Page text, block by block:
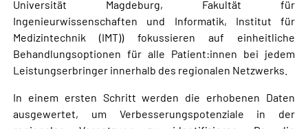
Universität Magdeburg, Fakultät für
Ingenieurwissenschaften und Informatik, Institut für
Medizintechnik (IMT)) fokussieren auf einheitliche
Behandlungsoptionen für alle Patient:innen bei jedem
Leistungserbringer innerhalb des regionalen Netzwerks.
In einem ersten Schritt werden die erhobenen Daten
ausgewertet, um Verbesserungspotenziale in der